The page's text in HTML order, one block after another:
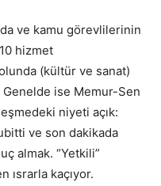
ve kamu görevlilerinin
hizmet
(kültür ve sanat)
ise Memur-Sen
niyeti açık:
ve son dakikada
almak. “Yetkili”
ısrarla kaçıyor.